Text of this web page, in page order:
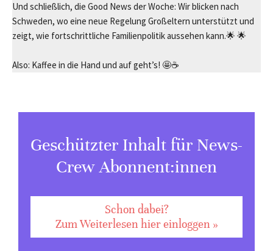
Und schließlich, die Good News der Woche: Wir blicken nach
Schweden, wo eine neue Regelung Großeltern unterstützt und
zeigt, wie fortschrittliche Familienpolitik aussehen kann.🌟 🌟
Also: Kaffee in die Hand und auf geht’s! 🤩☕️
Geschützter Inhalt für News-
Crew Abonnent:innen
Schon dabei?
Zum Weiterlesen hier einloggen »